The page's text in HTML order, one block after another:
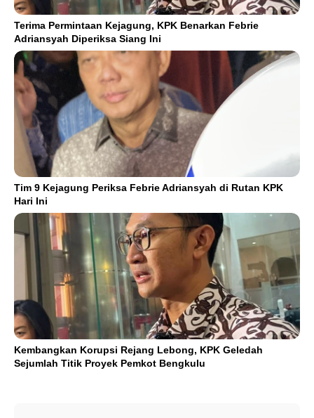
Terima Permintaan Kejagung, KPK Benarkan Febrie
Adriansyah Diperiksa Siang Ini
Tim 9 Kejagung Periksa Febrie Adriansyah di Rutan KPK
Hari Ini
Kembangkan Korupsi Rejang Lebong, KPK Geledah
Sejumlah Titik Proyek Pemkot Bengkulu